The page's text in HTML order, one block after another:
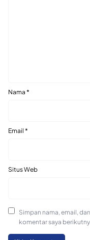
Nama *
Email *
Situs Web
Simpan nama, email,
komentar saya